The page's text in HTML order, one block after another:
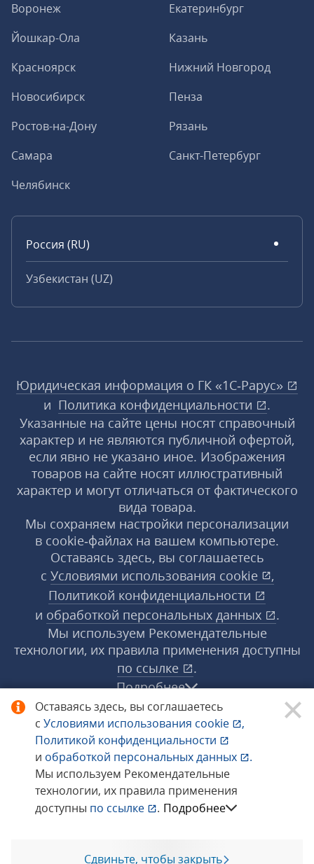
Оставаясь здесь, вы соглашаетесь
с Условиями использования cookie
,
Политикой конфиденциальности
и обработкой персональных данных
.
Мы используем Рекомендательные
технологии, их правила применения
доступны по ссылке . Подробнее
Сдвиньте, чтобы закрыть
Воронеж
Екатеринбург
Йошкар-Ола
Казань
Красноярск
Нижний Новгород
Новосибирск
Пенза
Ростов-на-Дону
Рязань
Самара
Санкт-Петербург
Челябинск
Россия (RU)
Узбекистан (UZ)
Юридическая информация о ГК «1С‑Рарус»
и Политика конфиденциальности
.
Указанные на сайте цены носят справочный
характер и не являются публичной офертой,
если явно не указано иное. Изображения
товаров на сайте носят иллюстративный
характер и могут отличаться от фактического
вида товара.
Мы сохраняем настройки персонализации
в cookie‑файлах на вашем компьютере.
Оставаясь здесь, вы соглашаетесь
с Условиями использования cookie
,
Политикой конфиденциальности
и обработкой персональных данных
.
Мы используем Рекомендательные
технологии, их правила применения доступны
по ссылке
.
Подробнее
© 1998−2026 «1С‑Рарус» ®. Все права
защищены.
Сообщить об ошибке
Позвоните мне